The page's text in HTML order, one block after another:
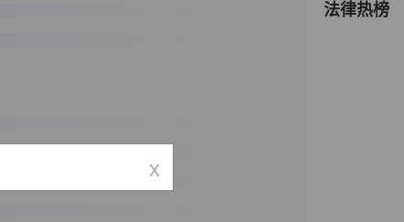
法律热榜
x